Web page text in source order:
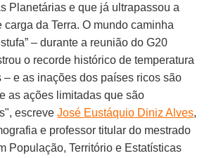
Planetárias e que já ultrapassou a
carga da Terra. O mundo caminha
– durante a reunião do G20
o recorde histórico de temperatura
– e as inações dos países ricos são
as ações limitadas que são
escreveJosé Eustáquio Diniz Alves,
e professor titular do mestrado
População, Território e Estatísticas